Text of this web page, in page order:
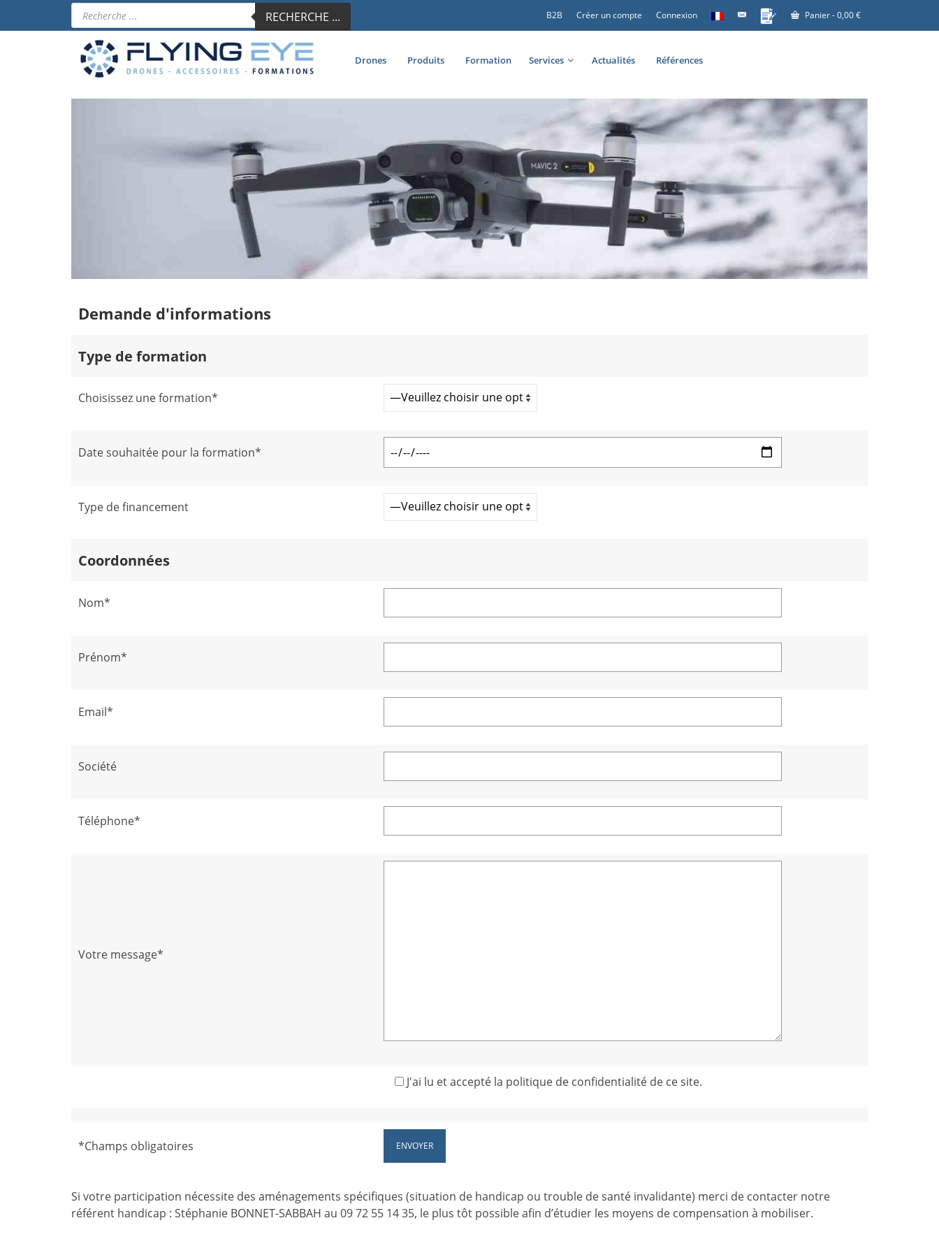
B2B Créer un compte Connexion Panier-0,00€
Recherche
de
produits
RECHERCHE ...
Drones Produits Formation Services Actualités Références
Demande d'informations
Type de formation
Choisissez une formation*
Date souhaitée pour la formation*
Type de financement
Coordonnées
Nom*
Prénom*
Email*
Société
Téléphone*
Votre message*
J'ai lu et accepté la politique de confidentialité de ce site.
*Champs obligatoires
Si votre participation nécessite des aménagements spécifiques (situation de handicap ou trouble de santé invalidante) merci de contacter notre
référent handicap : Stéphanie BONNET-SABBAH au 09 72 55 14 35, le plus tôt possible afin d’étudier les moyens de compensation à mobiliser.